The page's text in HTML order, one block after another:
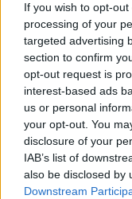
If you wish to opt-
processing of your
targeted advertising
section to confirm
opt-out request is
interest-based ads
us or personal
your opt-out. You
disclosure of your
IAB’s list of
also be disclosed by
Downstream
Harry hercegaz
élet értékes. Nem
apámnak. Jó
szerint ízléstelen
időszakban,
befejeztét
betegséggel
„A király
megbocsátás
elfelejteni az